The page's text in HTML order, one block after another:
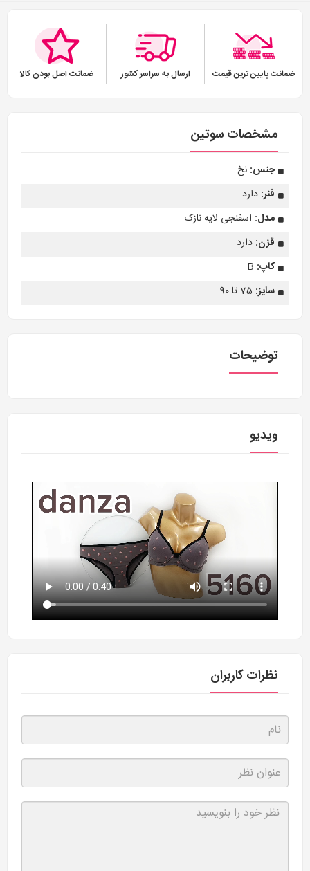
ضمانت پایین ترین قیمت ارسال به سراسر کشور ضمانت اصل بودن کالا
مشخصات سوتین
جنس: نخ
فنر: دارد
مدل: اسفنجی لایه نازک
قزن: دارد
کاپ: B
سایز: 75 تا 90
توضیحات
ویدیو
نظرات کاربران